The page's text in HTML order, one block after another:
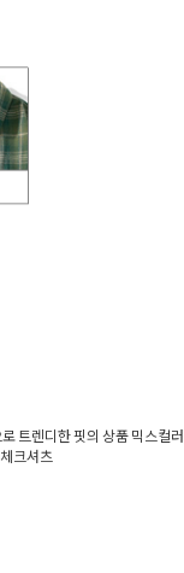
트렌디한 핏의 상품 믹스컬러
크셔츠